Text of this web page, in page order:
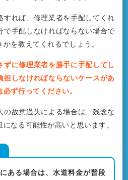
すれば、修理業者を手配してくれ
で手配しなければならない場合で
を教えてくれるでしょう。
ずに修理業者を勝手に手配してし
担しなければならないケースがあ
ず行ってください。
の故意過失による場合は、残念な
なる可能性が高いと思います。
ある場合は、水道料金が普段